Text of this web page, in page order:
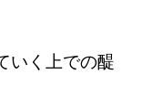
いく上での醍